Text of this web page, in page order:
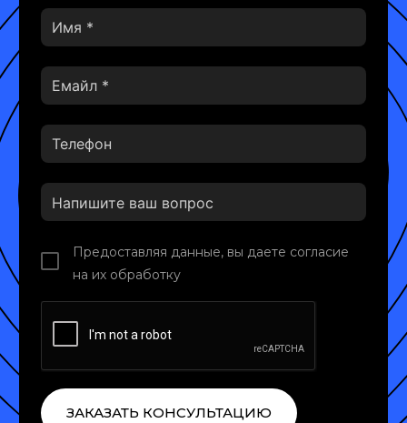
Предоставляя данные, вы даете согласие
на их обработку
ЗАКАЗАТЬ КОНСУЛЬТАЦИЮ